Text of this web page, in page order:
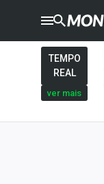
CRYPTOTIMES
TIMES
TEMPO
REAL
ver mais